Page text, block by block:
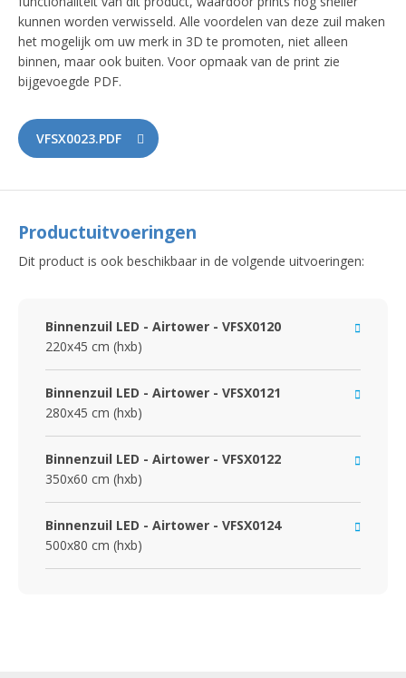
kunnen worden verwisseld. Alle voordelen van deze zuil maken
het mogelijk om uw merk in 3D te promoten, niet alleen
binnen, maar ook buiten. Voor opmaak van de print zie
bijgevoegde PDF.
VFSX0023.PDF
Productuitvoeringen
Dit product is ook beschikbaar in de volgende uitvoeringen:
Binnenzuil LED - Airtower - VFSX0120
220x45 cm (hxb)
Binnenzuil LED - Airtower - VFSX0121
280x45 cm (hxb)
Binnenzuil LED - Airtower - VFSX0122
350x60 cm (hxb)
Binnenzuil LED - Airtower - VFSX0124
500x80 cm (hxb)